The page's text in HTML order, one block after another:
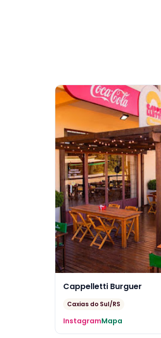
Cappelletti Burguer
Caxias do Sul/RS
InstagramMapa